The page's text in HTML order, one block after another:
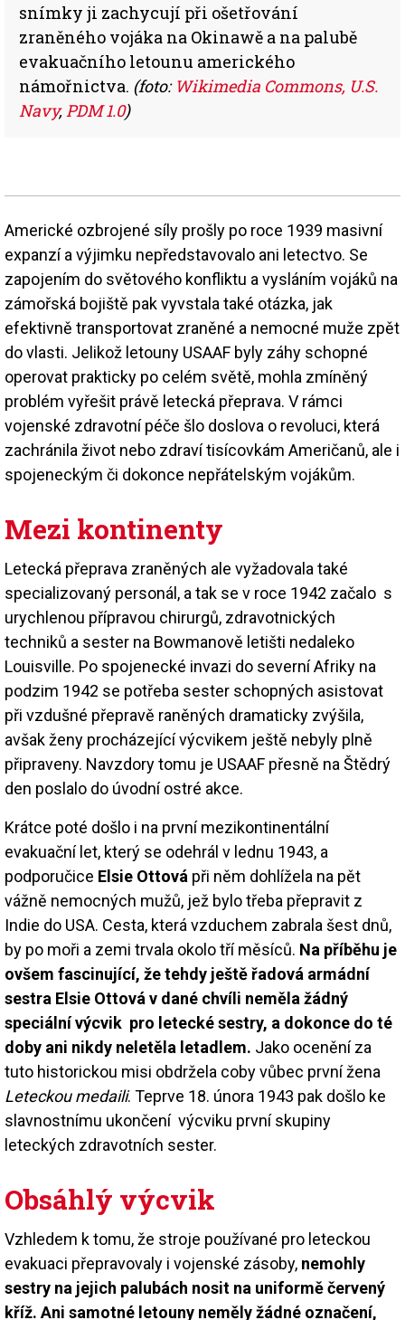
snímky ji zachycují při ošetřování
zraněného vojáka na Okinawě a na palubě
evakuačního letounu amerického
námořnictva. (foto: Wikimedia Commons, U.S.
Navy, PDM 1.0)
Americké ozbrojené síly prošly po roce 1939 masivní
expanzí a výjimku nepředstavovalo ani letectvo. Se
zapojením do světového konfliktu a vysláním vojáků na
zámořská bojiště pak vyvstala také otázka, jak
efektivně transportovat zraněné a nemocné muže zpět
do vlasti. Jelikož letouny USAAF byly záhy schopné
operovat prakticky po celém světě, mohla zmíněný
problém vyřešit právě letecká přeprava. V rámci
vojenské zdravotní péče šlo doslova o revoluci, která
zachránila život nebo zdraví tisícovkám Američanů, ale i
spojeneckým či dokonce nepřátelským vojákům.
Mezi kontinenty
Letecká přeprava zraněných ale vyžadovala také
specializovaný personál, a tak se v roce 1942 začalo s
urychlenou přípravou chirurgů, zdravotnických
techniků a sester na Bowmanově letišti nedaleko
Louisville. Po spojenecké invazi do severní Afriky na
podzim 1942 se potřeba sester schopných asistovat
při vzdušné přepravě raněných dramaticky zvýšila,
avšak ženy procházející výcvikem ještě nebyly plně
připraveny. Navzdory tomu je USAAF přesně na Štědrý
den poslalo do úvodní ostré akce.
Krátce poté došlo i na první mezikontinentální
evakuační let, který se odehrál v lednu 1943, a
podporučice Elsie Ottová při něm dohlížela na pět
vážně nemocných mužů, jež bylo třeba přepravit z
Indie do USA. Cesta, která vzduchem zabrala šest dnů,
by po moři a zemi trvala okolo tří měsíců. Na příběhu je
ovšem fascinující, že tehdy ještě řadová armádní
sestra Elsie Ottová v dané chvíli neměla žádný
speciální výcvik pro letecké sestry, a dokonce do té
doby ani nikdy neletěla letadlem. Jako ocenění za
tuto historickou misi obdržela coby vůbec první žena
Leteckou medaili. Teprve 18. února 1943 pak došlo ke
slavnostnímu ukončení výcviku první skupiny
leteckých zdravotních sester.
Obsáhlý výcvik
Vzhledem k tomu, že stroje používané pro leteckou
evakuaci přepravovaly i vojenské zásoby, nemohly
sestry na jejich palubách nosit na uniformě červený
kříž. Ani samotné letouny neměly žádné označení,